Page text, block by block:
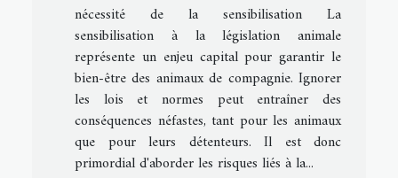
nécessité de la sensibilisation La
sensibilisation à la législation animale
représente un enjeu capital pour garantir le
bien-être des animaux de compagnie. Ignorer
les lois et normes peut entraîner des
conséquences néfastes, tant pour les animaux
que pour leurs détenteurs. Il est donc
primordial d'aborder les risques liés à la...